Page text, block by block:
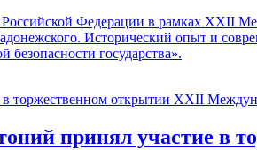
Федерации в рамках XXII
Исторический опыт и
государства».
принял участие в